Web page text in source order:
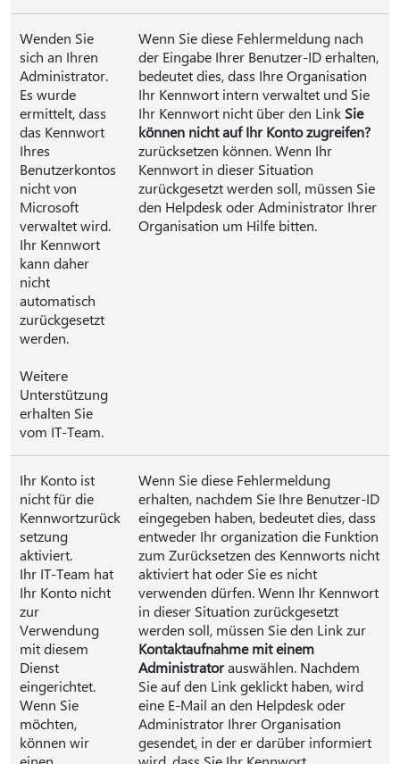
Wenden Sie
sich an Ihren
Administrator.
Es wurde
ermittelt, dass
das Kennwort
Ihres
Benutzerkontos
nicht von
Microsoft
verwaltet wird.
Ihr Kennwort
kann daher
nicht
automatisch
zurückgesetzt
werden.
Weitere
Unterstützung
erhalten Sie
vom IT-Team.
Wenn Sie diese Fehlermeldung nach
der Eingabe Ihrer Benutzer-ID erhalten,
bedeutet dies, dass Ihre Organisation
Ihr Kennwort intern verwaltet und Sie
Ihr Kennwort nicht über den Link Sie
können nicht auf Ihr Konto zugreifen?
zurücksetzen können. Wenn Ihr
Kennwort in dieser Situation
zurückgesetzt werden soll, müssen Sie
den Helpdesk oder Administrator Ihrer
Organisation um Hilfe bitten.
Ihr Konto ist
nicht für die
Kennwortzurück
setzung
aktiviert.
Ihr IT-Team hat
Ihr Konto nicht
zur
Verwendung
mit diesem
Dienst
eingerichtet.
Wenn Sie
möchten,
können wir
Wenn Sie diese Fehlermeldung
erhalten, nachdem Sie Ihre Benutzer-ID
eingegeben haben, bedeutet dies, dass
entweder Ihr organization die Funktion
zum Zurücksetzen des Kennworts nicht
aktiviert hat oder Sie es nicht
verwenden dürfen. Wenn Ihr Kennwort
in dieser Situation zurückgesetzt
werden soll, müssen Sie den Link zur
Kontaktaufnahme mit einem
Administratorauswählen. Nachdem
Sie auf den Link geklickt haben, wird
eine E-Mail an den Helpdesk oder
Administrator Ihrer Organisation
gesendet, in der er darüber informiert